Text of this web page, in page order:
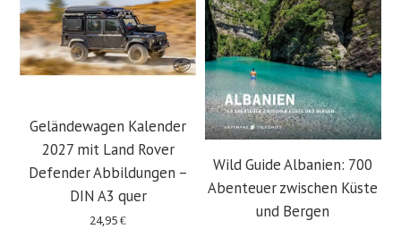
Geländewagen Kalender
2027 mit Land Rover
Defender Abbildungen –
DIN A3 quer
24,95€
Wild Guide Albanien: 700
Abenteuer zwischen Küste
und Bergen